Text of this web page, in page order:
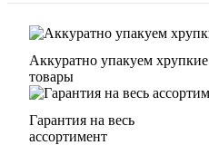
Аккуратно упакуем хрупкие
товары
Гарантия на весь
ассортимент